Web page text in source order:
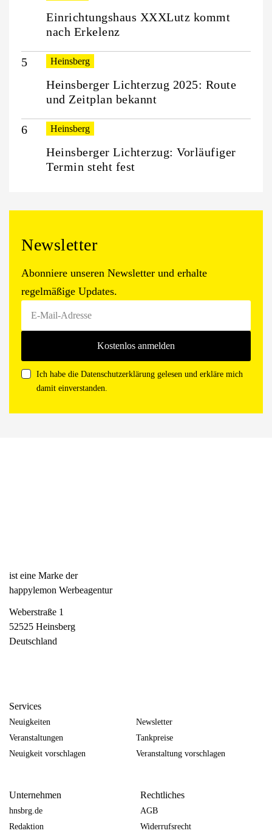
Einrichtungshaus XXXLutz kommt
nach Erkelenz
Heinsberg
Heinsberger Lichterzug 2025: Route
und Zeitplan bekannt
Heinsberg
Heinsberger Lichterzug: Vorläufiger
Termin steht fest
Newsletter
Abonniere unseren Newsletter und erhalte
regelmäßige Updates.
Ich habe die Datenschutzerklärung gelesen und erkläre mich
damit einverstanden.
ist eine Marke der
happylemon Werbeagentur
Weberstraße 1
52525 Heinsberg
Deutschland
Services
Neuigkeiten
Newsletter
Veranstaltungen
Tankpreise
Neuigkeit vorschlagen
Veranstaltung vorschlagen
Unternehmen
hnsbrg.de
Redaktion
Rechtliches
AGB
Widerrufsrecht